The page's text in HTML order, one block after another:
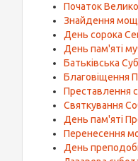
Початок
Знайдення
День сорока
День пам'яті
Батьківська
Благовіщення
Преставлення
Святкування
День пам'яті
Перенесення
День